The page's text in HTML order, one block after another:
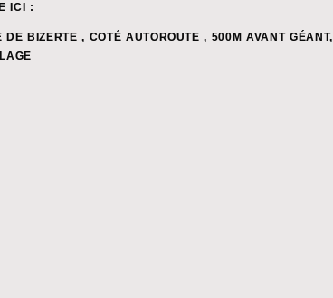
ICI :
DE BIZERTE , COTÉ AUTOROUTE , 500M AVANT GÉANT,